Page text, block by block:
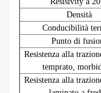
Densità
Conducibilità
Punto di
Resistenza alla
temprato,
Resistenza alla